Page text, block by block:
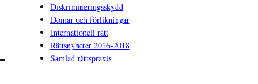
Diskrimineringsskydd
Domar och förlikningar
Internationell rätt
Rättsnyheter 2016-2018
Samlad rättspraxis